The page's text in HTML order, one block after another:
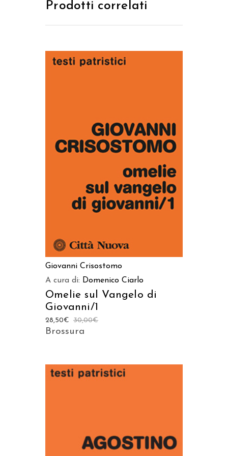
Prodotti correlati
AGGIUNGI AL CARRELLO
Giovanni Crisostomo
A cura di: Domenico Ciarlo
Omelie sul Vangelo di
Giovanni/1
30,00€
28,50€
Brossura